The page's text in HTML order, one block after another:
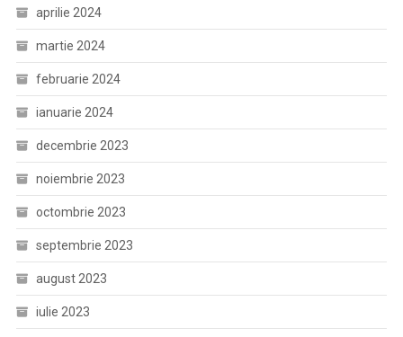
aprilie 2024
martie 2024
februarie 2024
ianuarie 2024
decembrie 2023
noiembrie 2023
octombrie 2023
septembrie 2023
august 2023
iulie 2023